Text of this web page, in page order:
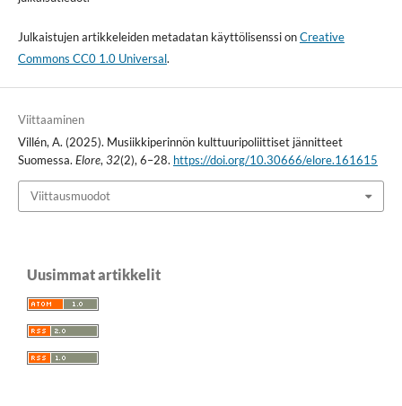
Julkaistujen artikkeleiden metadatan käyttölisenssi onCreative
Commons CC0 1.0 Universal.
Viittaaminen
Villén, A. (2025). Musiikkiperinnön kulttuuripoliittiset jännitteet
Suomessa. Elore, 32(2), 6–28. https://doi.org/10.30666/elore.161615
Viittausmuodot
Uusimmat artikkelit